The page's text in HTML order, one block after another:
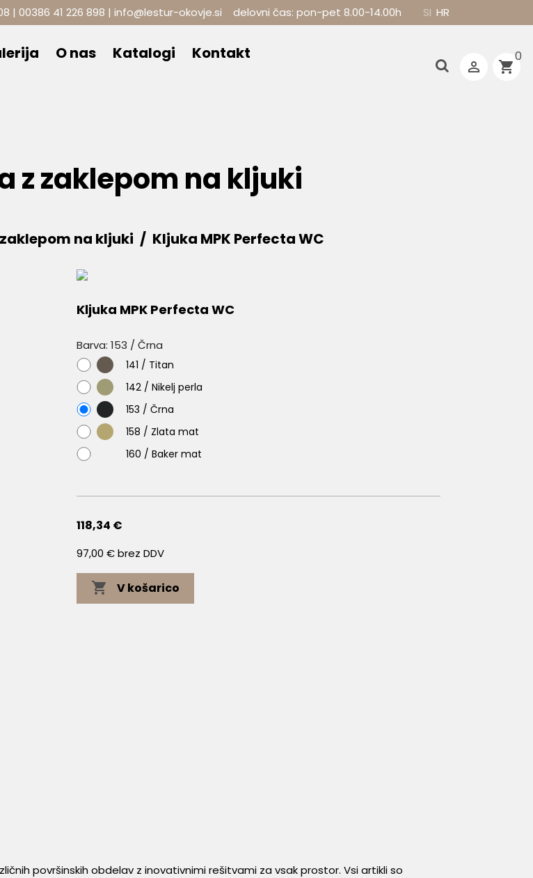
| 00386 41 226 898 | info@lestur-okovje.si delovni čas: pon-pet 8.00-14.00h SI HR
O nas Katalogi
Kontakt
 shopping_cart
0
z zaklepom na kljuki
na kljuki Kljuka MPK Perfecta WC
Kljuka MPK Perfecta WC
Barva: 153 / Črna
141
/
Titan
141 / Titan
142
/
Nikelj
perla
142 / Nikelj perla
153
/
Črna
153 / Črna
158
158 / Zlata mat
mat
160 / Baker mat
118,34 €
97,00 € brez DDV
 V košarico
površinskih obdelav z inovativnimi rešitvami za vsak prostor. Vsi artikli so